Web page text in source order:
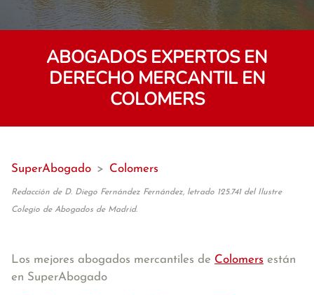
ABOGADOS EXPERTOS EN
DERECHO MERCANTIL EN
COLOMERS
SuperAbogado > Colomers
Redacción de D. Diego Fernández Fernández, letrado 125.741 del Ilustre
Colegio de Abogados de Madrid.
Los mejores abogados mercantiles de Colomers están
en SuperAbogado